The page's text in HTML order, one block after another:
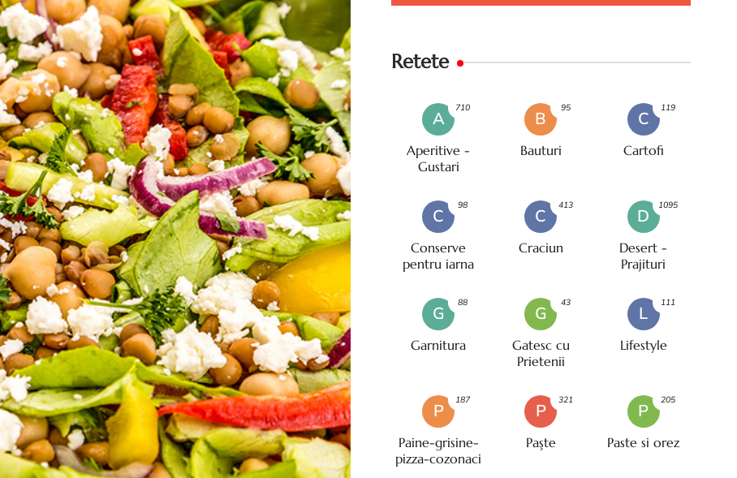
Retete
A
Aperitive -
Gustari
710
B
Bauturi
95
C
Cartofi
119
C
Conserve
pentru iarna
98
C
Craciun
413
D
Desert -
Prajituri
1095
G
Garnitura
88
G
Gatesc cu
Prietenii
43
L
Lifestyle
111
P
Paine-grisine-
pizza-cozonaci
187
P
Paşte
321
P
Paste si orez
205